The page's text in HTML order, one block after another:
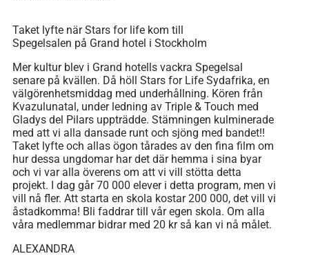
Taket lyfte när Stars for life kom till
Spegelsalen på Grand hotel i Stockholm
Mer kultur blev i Grand hotells vackra Spegelsal
senare på kvällen. Då höll Stars for Life Sydafrika, en
välgörenhetsmiddag med underhållning. Kören från
Kvazulunatal, under ledning av Triple & Touch med
Gladys del Pilars uppträdde. Stämningen kulminerade
med att vi alla dansade runt och sjöng med bandet!!
Taket lyfte och allas ögon tårades av den fina film om
hur dessa ungdomar har det där hemma i sina byar
och vi var alla överens om att vi vill stötta detta
projekt. I dag går 70 000 elever i detta program, men vi
vill nå fler. Att starta en skola kostar 200 000, det vill vi
åstadkomma! Bli faddrar till vår egen skola. Om alla
våra medlemmar bidrar med 20 kr så kan vi nå målet.
ALEXANDRA